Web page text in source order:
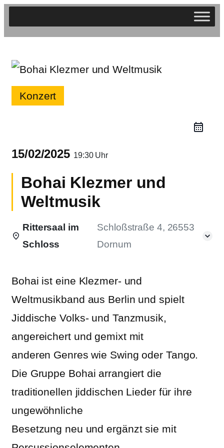
Zum
springen
Konzert
15/02/2025 19:30 Uhr
Bohai Klezmer und
Weltmusik
Rittersaal im
Schloss
Schloßstraße 4, 26553
Dornum
Bohai ist eine Klezmer- und
Weltmusikband aus Berlin und spielt
Jiddische Volks- und Tanzmusik,
angereichert und gemixt mit
anderen Genres wie Swing oder Tango.
Die Gruppe Bohai arrangiert die
traditionellen jiddischen Lieder für ihre
ungewöhnliche
Besetzung neu und ergänzt sie mit